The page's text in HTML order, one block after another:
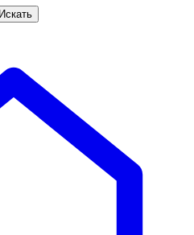
Искать